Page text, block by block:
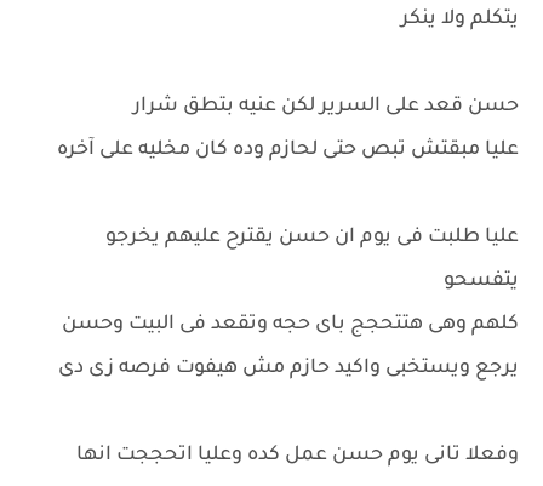
يتكلم ولا ينكر
حسن قعد على السرير لكن عنيه بتطق شرار
عليا مبقتش تبص حتى لحازم وده كان مخليه على آخره
عليا طلبت فى يوم ان حسن يقترح عليهم يخرجو
يتفسحو
كلهم وهى هتتحجج باى حجه وتقعد فى البيت وحسن
يرجع ويستخبى واكيد حازم مش هيفوت فرصه زى دى
وفعلا تانى يوم حسن عمل كده وعليا اتحججت انها